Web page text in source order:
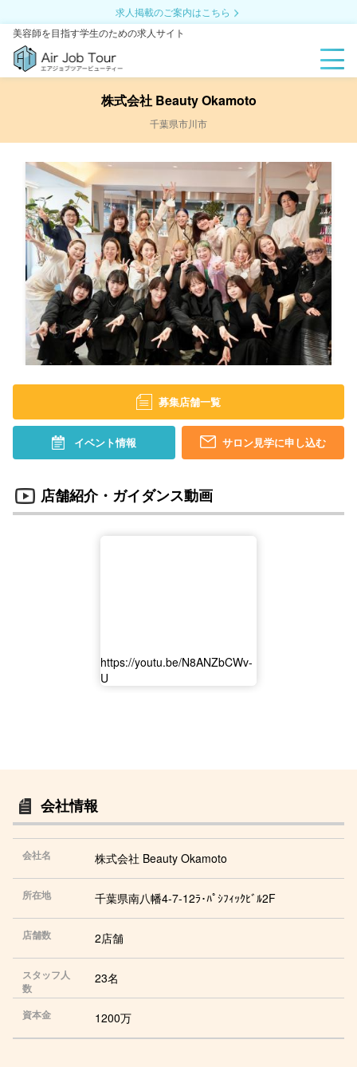
求人掲載のご案内はこちら
美容師を目指す学生のための求人サイト
株式会社 Beauty Okamoto
千葉県市川市
募集店舗一覧
イベント情報 サロン見学に申し込む
店舗紹介・ガイダンス動画
https://youtu.be/N8ANZbCWv-
U
会社情報
会社名 株式会社 Beauty Okamoto
所在地 千葉県南八幡4-7-12ﾗ･ﾊﾟｼﾌｨｯｸﾋﾞﾙ2F
店舗数 2店舗
スタッフ人
数
23名
資本金 1200万